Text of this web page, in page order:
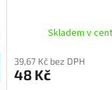
Skladem v
39,67 Kč bez DPH
48 Kč